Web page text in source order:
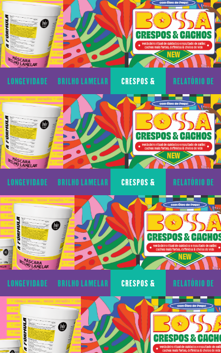
CAPILAR CACHOS TRANSPARÊNCIA
LONGEVIDADE
CAPILAR
BRILHO LAMELAR CRESPOS &
CACHOS
RELATÓRIO DE
TRANSPARÊNCIA
LONGEVIDADE
CAPILAR
BRILHO LAMELAR CRESPOS &
CACHOS
RELATÓRIO DE
TRANSPARÊNCIA
LONGEVIDADE
CAPILAR
BRILHO LAMELAR CRESPOS &
CACHOS
RELATÓRIO DE
TRANSPARÊNCIA